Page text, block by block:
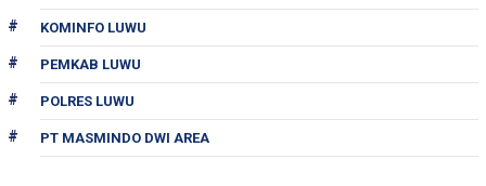
KOMINFO LUWU
PEMKAB LUWU
POLRES LUWU
PT MASMINDO DWI AREA